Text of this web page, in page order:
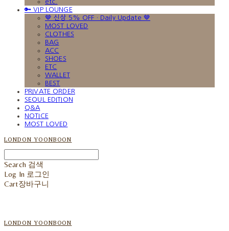
🔑 VIP LOUNGE
🤎 신상 5% OFF · Daily Update 🤎
MOST LOVED
CLOTHES
BAG
ACC
SHOES
ETC
WALLET
BEST
PRIVATE ORDER
SEOUL EDITION
Q&A
NOTICE
MOST LOVED
LONDON YOONBOON
Search 검색
Log In 로그인
Cart장바구니
LONDON YOONBOON